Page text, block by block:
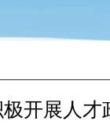
开展人才